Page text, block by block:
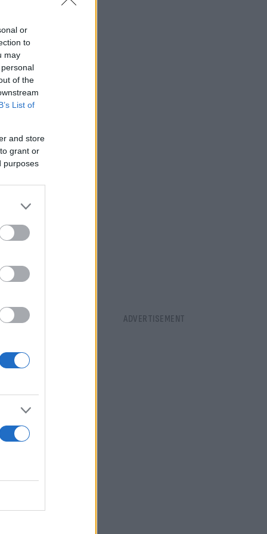
or
to
may
of the
List of
and store
grant or
purposes
τη